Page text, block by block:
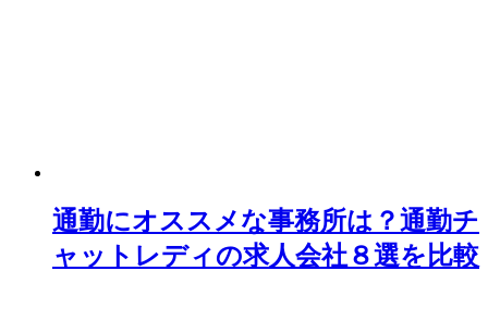
通勤にオススメな事務所は？通勤チ
ャットレディの求人会社８選を比較